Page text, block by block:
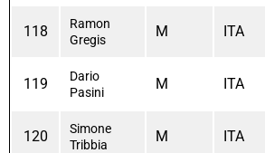
118
Ramon
Gregis
M ITA
119
Dario
Pasini
M ITA
120
Simone
Tribbia
M ITA